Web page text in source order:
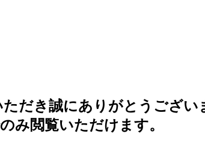
だき誠にありがとうござい
み閲覧いただけます。